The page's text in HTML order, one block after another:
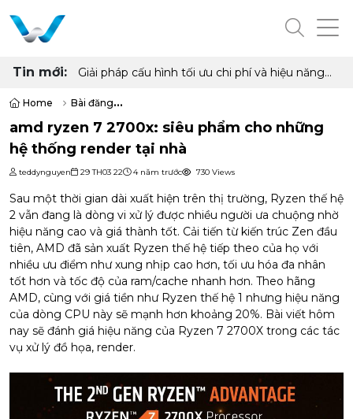
Tin mới:
Cấu hình PC "quốc dân" cho học tập, làm việc
Home
Bài đăng
amd ryzen 7 2700x: siêu phẩm cho những hệ thống render tại nhà
amd ryzen 7 2700x: siêu phẩm cho những
hệ thống render tại nhà
teddynguyen 29 TH03 22 4 năm trước 730 Views
Sau một thời gian dài xuất hiện trên thị trường, Ryzen thế hệ
2 vẫn đang là dòng vi xử lý được nhiều người ưa chuộng nhờ
hiệu năng cao và giá thành tốt. Cải tiến từ kiến trúc Zen đầu
tiên, AMD đã sản xuất Ryzen thế hệ tiếp theo của họ với
nhiều ưu điểm như xung nhịp cao hơn, tối ưu hóa đa nhân
tốt hơn và tốc độ của ram/cache nhanh hơn. Theo hãng
AMD, cùng với giá tiền như Ryzen thế hệ 1 nhưng hiệu năng
của dòng CPU này sẽ mạnh hơn khoảng 20%. Bài viết hôm
nay sẽ đánh giá hiệu năng của Ryzen 7 2700X trong các tác
vụ xử lý đồ họa, render.